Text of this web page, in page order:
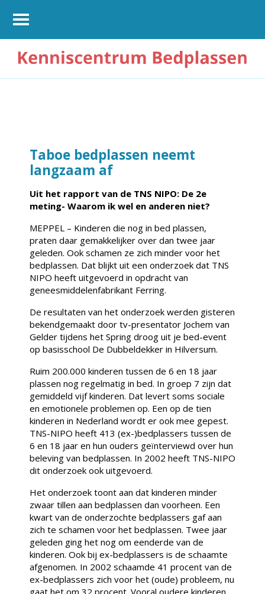
Taboe bedplassen neemt
langzaam af
Uit het rapport van de TNS NIPO: De 2e
meting- Waarom ik wel en anderen niet?
MEPPEL – Kinderen die nog in bed plassen,
praten daar gemakkelijker over dan twee jaar
geleden. Ook schamen ze zich minder voor het
bedplassen. Dat blijkt uit een onderzoek dat TNS
NIPO heeft uitgevoerd in opdracht van
geneesmiddelenfabrikant Ferring.
De resultaten van het onderzoek werden gisteren
bekendgemaakt door tv-presentator Jochem van
Gelder tijdens het Spring droog uit je bed-event
op basisschool De Dubbeldekker in Hilversum.
Ruim 200.000 kinderen tussen de 6 en 18 jaar
plassen nog regelmatig in bed. In groep 7 zijn dat
gemiddeld vijf kinderen. Dat levert soms sociale
en emotionele problemen op. Een op de tien
kinderen in Nederland wordt er ook mee gepest.
TNS-NIPO heeft 413 (ex-)bedplassers tussen de
6 en 18 jaar en hun ouders geïnterviewd over hun
beleving van bedplassen. In 2002 heeft TNS-NIPO
dit onderzoek ook uitgevoerd.
Het onderzoek toont aan dat kinderen minder
zwaar tillen aan bedplassen dan voorheen. Een
kwart van de onderzochte bedplassers gaf aan
zich te schamen voor het bedplassen. Twee jaar
geleden ging het nog om eenderde van de
kinderen. Ook bij ex-bedplassers is de schaamte
afgenomen. In 2002 schaamde 41 procent van de
ex-bedplassers zich voor het (oude) probleem, nu
gaat het om 32 procent. Vooral oudere kinderen